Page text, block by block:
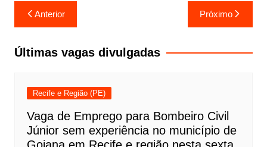
Navegação
de
Post
Anterior Próximo
Últimas vagas divulgadas
Recife e Região (PE)
Vaga de Emprego para Bombeiro Civil
Júnior sem experiência no município de